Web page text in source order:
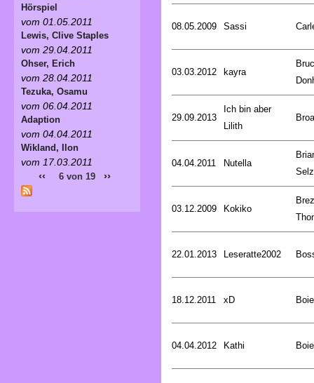
08.05.2009 Sassi
03.03.2012 kayra
29.09.2013
Ich bin aber
Lilith
04.04.2011 Nutella
03.12.2009 Kokiko
22.01.2013 Leseratte2002
18.12.2011 xD
04.04.2012 Kathi
Hörspiel
vom 01.05.2011
Lewis, Clive Staples
vom 29.04.2011
Ohser, Erich
vom 28.04.2011
Tezuka, Osamu
vom 06.04.2011
Adaption
vom 04.04.2011
Wikland, Ilon
vom 17.03.2011
‹‹ 6 von 19 ››